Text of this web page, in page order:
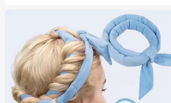
บนุ่ม, ที่ม้วนผม, ไม่ใช้ความร้อนในการ
ดัดผม, ที่ม้วนผม, ผลิตภัณฑ์และอุปกรณ์
สำหรับเส้นผม, เหมาะสำหรับร้านเสริมส
วย, ร้านเสริมสวย, ฤดูเปิดเทอม, ของใช้
จำเป็นสำหรับการเดินทาง, ที่ม้วนผม, ที่
ม้วนผม, คริสต์มาส